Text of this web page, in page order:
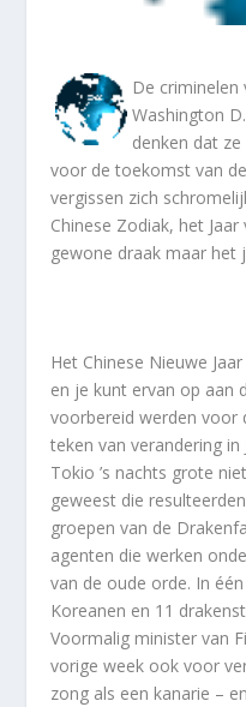
De criminelen
Washington
denken dat
voor de toekomst van
vergissen zich
Chinese Zodiak, het
gewone draak maar het
Het Chinese Nieuwe
en je kunt ervan op aan
voorbereid werden voor
teken van verandering
Tokio ’s nachts grote
geweest die
groepen van de
agenten die werken
van de oude orde. In
Koreanen en 11
Voormalig minister van
vorige week ook voor
zong als een kanarie –